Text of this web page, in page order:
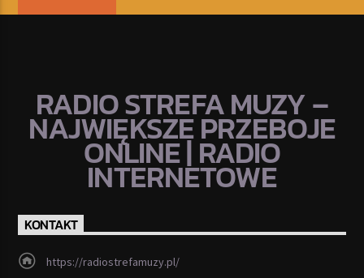
RADIO STREFA MUZY –
NAJWIĘKSZE PRZEBOJE
ONLINE | RADIO
INTERNETOWE
KONTAKT
https://radiostrefamuzy.pl/